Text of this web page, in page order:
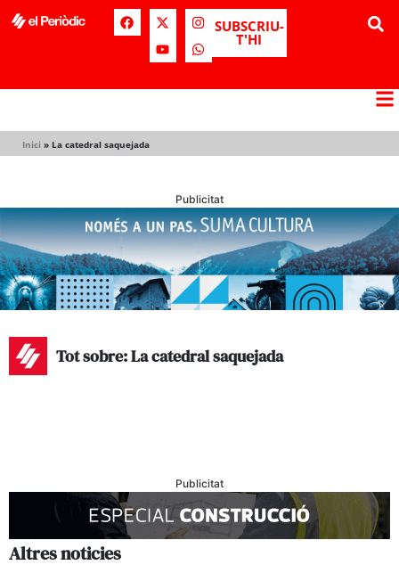
SUBSCRIU-
T'HI
Inici » La catedral saquejada
Publicitat
Tot sobre: La catedral saquejada
Publicitat
Altres noticies